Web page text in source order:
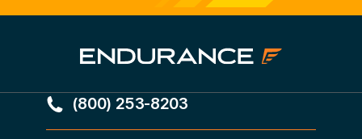
(800) 253-8203